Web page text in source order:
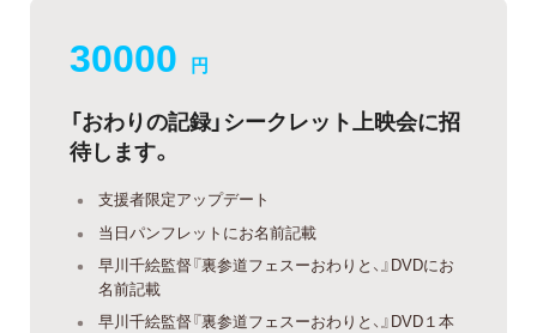
30000 円
「おわりの記録」シークレット上映会に招
待します。
支援者限定アップデート
当日パンフレットにお名前記載
早川千絵監督『裏参道フェスーおわりと、』DVDにお
名前記載
早川千絵監督『裏参道フェスーおわりと、』DVD１本